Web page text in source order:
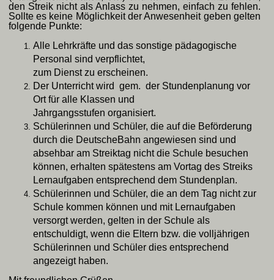
den Streik nicht als Anlass zu nehmen, einfach zu fehlen.
Sollte es keine Möglichkeit der Anwesenheit geben gelten
folgende Punkte:
Alle Lehrkräfte und das sonstige pädagogische
Personal sind verpflichtet,
zum Dienst zu erscheinen.
Der Unterricht wird gem. der Stundenplanung vor
Ort für alle Klassen und
Jahrgangsstufen organisiert.
Schülerinnen und Schüler, die auf die Beförderung
durch die DeutscheBahn angewiesen sind und
absehbar am Streiktag nicht die Schule besuchen
können, erhalten spätestens am Vortag des Streiks
Lernaufgaben entsprechend dem Stundenplan.
Schülerinnen und Schüler, die an dem Tag nicht zur
Schule kommen können und mit Lernaufgaben
versorgt werden, gelten in der Schule als
entschuldigt, wenn die Eltern bzw. die volljährigen
Schülerinnen und Schüler dies entsprechend
angezeigt haben.